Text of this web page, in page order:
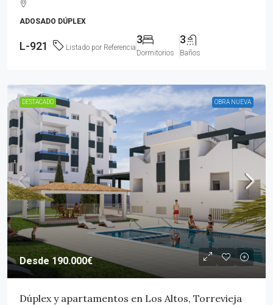
ADOSADO DÚPLEX
L-921 Listado por Referencia
3
Dormitorios
3
Baños
DESTACADO OBRA NUEVA
Desde190.000€
Dúplex y apartamentos en Los Altos, Torrevieja